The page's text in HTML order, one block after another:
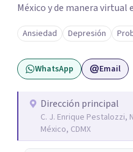
México y de manera virtual
Ansiedad Depresión
WhatsApp Email
Dirección principal
C. J. Enrique Pestalozzi,
México, CDMX